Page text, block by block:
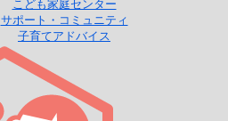
こども家庭センター
サポート・コミュニティ
子育てアドバイス